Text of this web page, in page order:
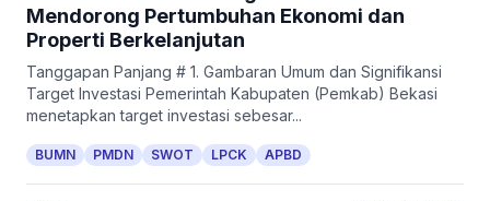
Mendorong Pertumbuhan Ekonomi dan
Properti Berkelanjutan
Tanggapan Panjang # 1. Gambaran Umum dan Signifikansi
Target Investasi Pemerintah Kabupaten (Pemkab) Bekasi
menetapkan target investasi sebesar...
BUMN PMDN SWOT LPCK APBD